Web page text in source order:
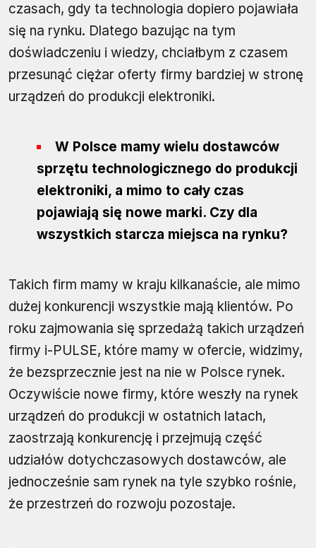
czasach, gdy ta technologia dopiero pojawiała
się na rynku. Dlatego bazując na tym
doświadczeniu i wiedzy, chciałbym z czasem
przesunąć ciężar oferty firmy bardziej w stronę
urządzeń do produkcji elektroniki.
W Polsce mamy wielu dostawców
sprzętu technologicznego do produkcji
elektroniki, a mimo to cały czas
pojawiają się nowe marki. Czy dla
wszystkich starcza miejsca na rynku?
Takich firm mamy w kraju kilkanaście, ale mimo
dużej konkurencji wszystkie mają klientów. Po
roku zajmowania się sprzedażą takich urządzeń
firmy i-PULSE, które mamy w ofercie, widzimy,
że bezsprzecznie jest na nie w Polsce rynek.
Oczywiście nowe firmy, które weszły na rynek
urządzeń do produkcji w ostatnich latach,
zaostrzają konkurencję i przejmują część
udziałów dotychczasowych dostawców, ale
jednocześnie sam rynek na tyle szybko rośnie,
że przestrzeń do rozwoju pozostaje.